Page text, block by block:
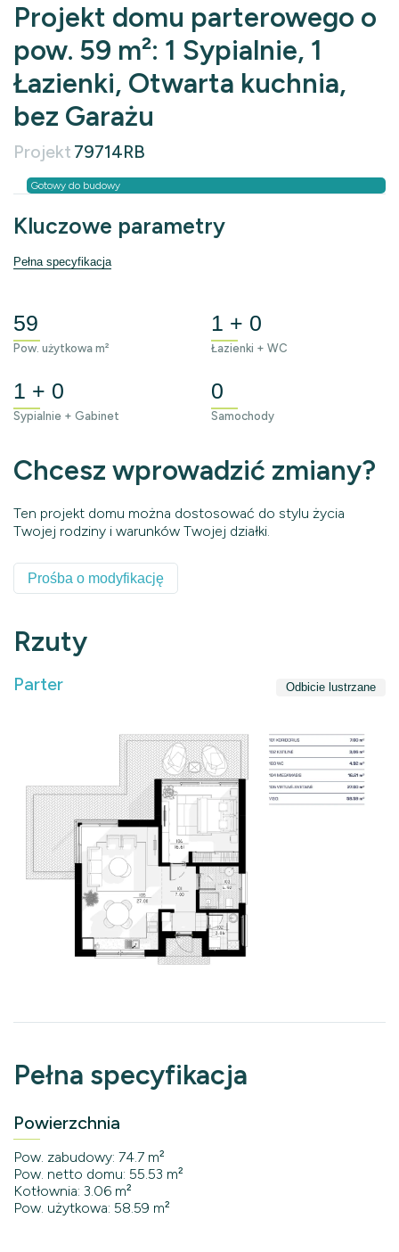
Projekt domu parterowego o
pow. 59 m²: 1 Sypialnie, 1
Łazienki, Otwarta kuchnia,
bez Garażu
Projekt 79714RB
Gotowy do budowy
Kluczowe parametry
Pełna specyfikacja
59
Pow. użytkowa m²
1 + 0
Łazienki + WC
1 + 0
Sypialnie + Gabinet
0
Samochody
Chcesz wprowadzić zmiany?
Ten projekt domu można dostosować do stylu życia
Twojej rodziny i warunków Twojej działki.
Prośba o modyfikację
Rzuty
Parter Odbicie lustrzane
Pełna specyfikacja
Powierzchnia
Pow. zabudowy: 74.7 m²
Pow. netto domu: 55.53 m²
Kotłownia: 3.06 m²
Pow. użytkowa: 58.59 m²